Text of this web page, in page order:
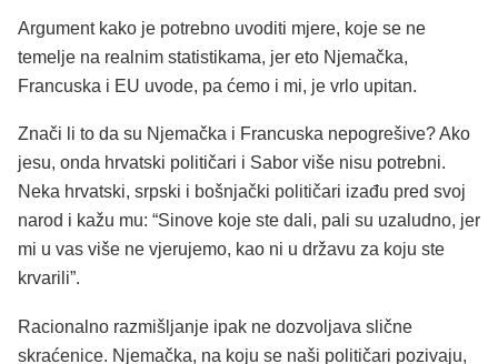
Argument kako je potrebno uvoditi mjere, koje se ne
temelje na realnim statistikama, jer eto Njemačka,
Francuska i EU uvode, pa ćemo i mi, je vrlo upitan.
Znači li to da su Njemačka i Francuska nepogrešive? Ako
jesu, onda hrvatski političari i Sabor više nisu potrebni.
Neka hrvatski, srpski i bošnjački političari izađu pred svoj
narod i kažu mu: “Sinove koje ste dali, pali su uzaludno, jer
mi u vas više ne vjerujemo, kao ni u državu za koju ste
krvarili”.
Racionalno razmišljanje ipak ne dozvoljava slične
skraćenice. Njemačka, na koju se naši političari pozivaju,